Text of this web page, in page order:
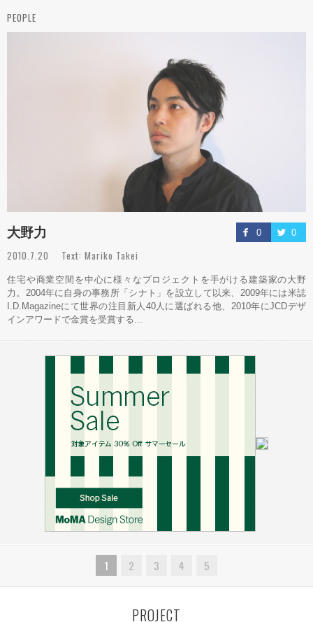
PEOPLE
0 0
大野力
2010.7.20 Text: Mariko Takei
住宅や商業空間を中心に様々なプロジェクトを手がける建築家の大野
力。2004年に自身の事務所「シナト」を設立して以来、2009年には米誌
I.D.Magazineにて世界の注目新人40人に選ばれる他、2010年にJCDデザ
インアワードで金賞を受賞する...
1 2 3 4 5
PROJECT